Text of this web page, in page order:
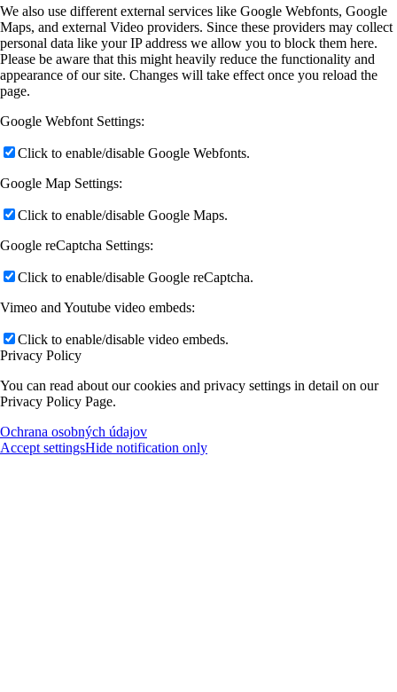
We also use different external services like Google Webfonts, Google
Maps, and external Video providers. Since these providers may collect
personal data like your IP address we allow you to block them here.
Please be aware that this might heavily reduce the functionality and
appearance of our site. Changes will take effect once you reload the
page.
Google Webfont Settings:
Click to enable/disable Google Webfonts.
Google Map Settings:
Click to enable/disable Google Maps.
Google reCaptcha Settings:
Click to enable/disable Google reCaptcha.
Vimeo and Youtube video embeds:
Click to enable/disable video embeds.
Privacy Policy
You can read about our cookies and privacy settings in detail on our
Privacy Policy Page.
Ochrana osobných údajov
Accept settingsHide notification only